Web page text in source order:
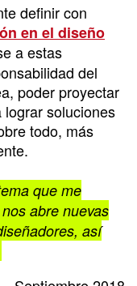
definir con
en el diseño
a estas
del
poder proyectar
soluciones
todo, más
que me
abre nuevas
así